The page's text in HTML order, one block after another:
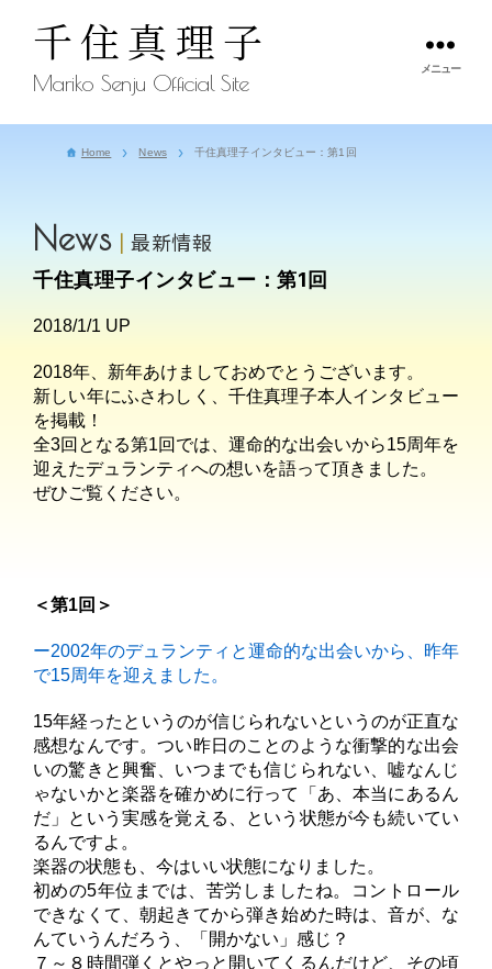
千住真理子
Mariko Senju Official Site
メニュー
Home News 千住真理子インタビュー：第1回
News
最新情報
千住真理子インタビュー：第1回
2018/1/1 UP
2018年、新年あけましておめでとうございます。
新しい年にふさわしく、千住真理子本人インタビュー
を掲載！
全3回となる第1回では、運命的な出会いから15周年を
迎えたデュランティへの想いを語って頂きました。
ぜひご覧ください。
＜第1回＞
ー2002年のデュランティと運命的な出会いから、昨年
で15周年を迎えました。
15年経ったというのが信じられないというのが正直な
感想なんです。つい昨日のことのような衝撃的な出会
いの驚きと興奮、いつまでも信じられない、嘘なんじ
ゃないかと楽器を確かめに行って「あ、本当にあるん
だ」という実感を覚える、という状態が今も続いてい
るんですよ。
楽器の状態も、今はいい状態になりました。
初めの5年位までは、苦労しましたね。コントロール
できなくて、朝起きてから弾き始めた時は、音が、な
んていうんだろう、「開かない」感じ？
７～８時間弾くとやっと開いてくるんだけど、その頃